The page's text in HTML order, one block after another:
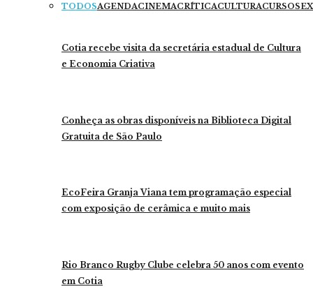
TODOSAGENDACINEMACRÍTICACULTURACURSOS
Cotia recebe visita da secretária estadual de Cultura
e Economia Criativa
Conheça as obras disponíveis na Biblioteca Digital
Gratuita de São Paulo
EcoFeira Granja Viana tem programação especial
com exposição de cerâmica e muito mais
Rio Branco Rugby Clube celebra 50 anos com evento
em Cotia